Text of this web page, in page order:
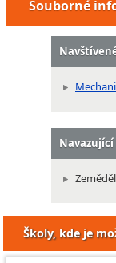
Souborné
Školy, kde je